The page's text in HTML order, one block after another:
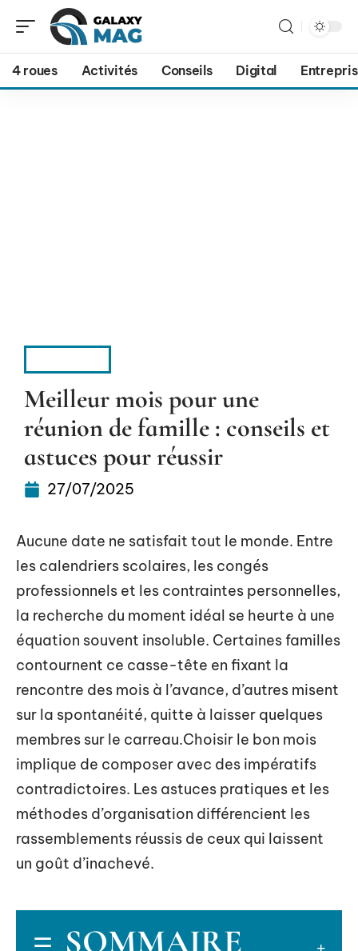
4 roues Activités Conseils Digital
Meilleur mois pour une
réunion de famille : conseils et
astuces pour réussir
27/07/2025
Aucune date ne satisfait tout le monde. Entre
les calendriers scolaires, les congés
professionnels et les contraintes personnelles,
la recherche du moment idéal se heurte à une
équation souvent insoluble. Certaines familles
contournent ce casse-tête en fixant la
rencontre des mois à l’avance, d’autres misent
sur la spontanéité, quitte à laisser quelques
membres sur le carreau.Choisir le bon mois
implique de composer avec des impératifs
contradictoires. Les astuces pratiques et les
méthodes d’organisation différencient les
rassemblements réussis de ceux qui laissent
un goût d’inachevé.
SOMMAIRE